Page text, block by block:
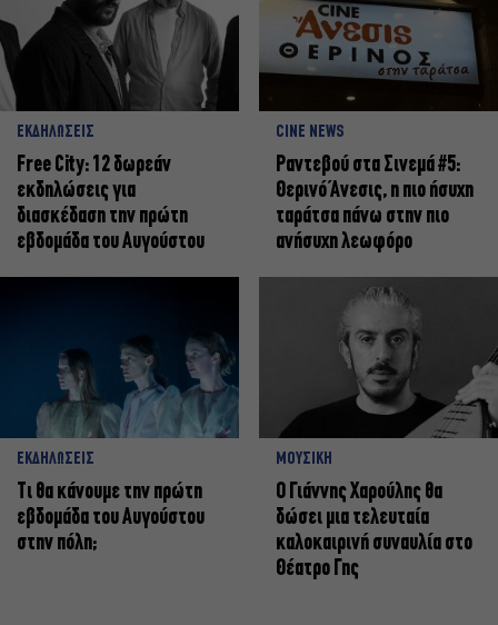
ΕΚΔΗΛΩΣΕΙΣ
Free City: 12 δωρεάν
εκδηλώσεις για
διασκέδαση την πρώτη
εβδομάδα του Αυγούστου
CINE NEWS
Ραντεβού στα Σινεμά #5:
Θερινό Άνεσις, η πιο ήσυχη
ταράτσα πάνω στην πιο
ανήσυχη λεωφόρο
ΕΚΔΗΛΩΣΕΙΣ
Τι θα κάνουμε την πρώτη
εβδομάδα του Αυγούστου
στην πόλη;
ΜΟΥΣΙΚΗ
Ο Γιάννης Χαρούλης θα
δώσει μια τελευταία
καλοκαιρινή συναυλία στο
Θέατρο Γης